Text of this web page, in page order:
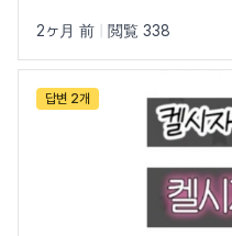
2ヶ月 前 閲覧 338
답변 2개